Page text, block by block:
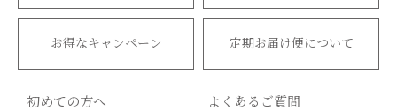
お得なキャンペーン 定期お届け便について
初めての方へ
よくあるご質問